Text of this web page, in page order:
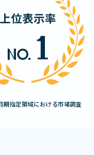
指定領域における市場調査